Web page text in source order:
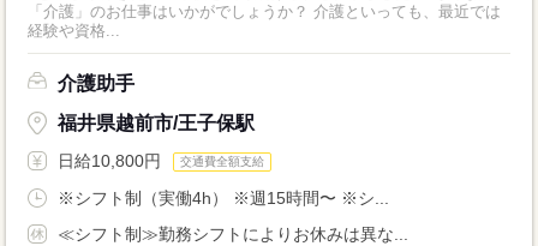
「介護」のお仕事はいかがでしょうか？ 介護といっても、最近では
経験や資格...
介護助手
福井県越前市/王子保駅
日給10,800円 交通費全額支給
※シフト制（実働4h） ※週15時間〜 ※シ...
≪シフト制≫勤務シフトによりお休みは異な...